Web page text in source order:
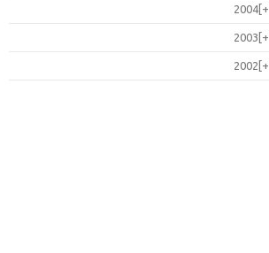
[+]
2004
[+]
2003
[+]
2002